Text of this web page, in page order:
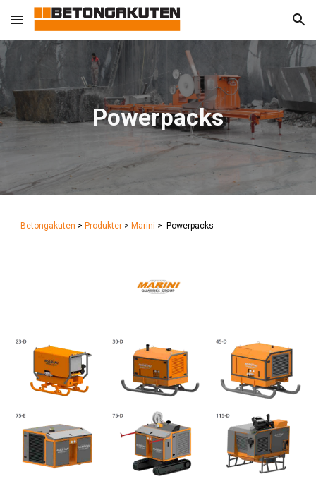
Skip to main content Skip to navigation
Powerpacks
Betongakuten > Produkter > Marini > Powerpacks